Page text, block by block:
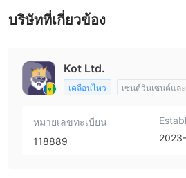
บริษัทที่เกี่ยวข้อง
Kot Ltd.
เคลื่อนไหว เซนต์วินเซนต์แล
หมายเลขทะเบียน
118889